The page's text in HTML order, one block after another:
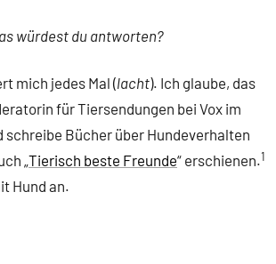
würdest du antworten?
mich jedes Mal (lacht). Ich glaube, das
für Tiersendungen bei Vox im
Bücher über Hundeverhalten
„Tierisch beste Freunde“ erschienen.1
Hund an.